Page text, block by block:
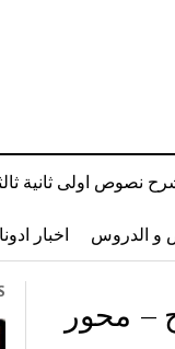
نصوص اولى ثانية
و الدروس اخبار
– محور